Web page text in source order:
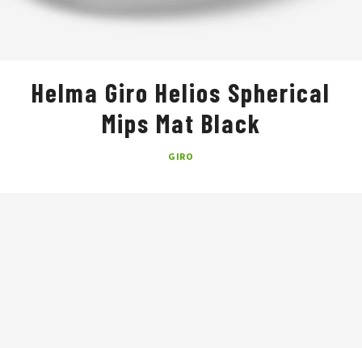
Helma Giro Helios Spherical
Mips Mat Black
GIRO